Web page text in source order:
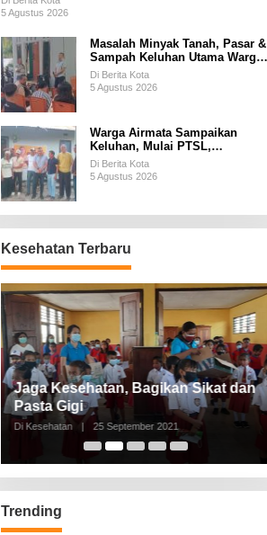
5 Agustus 2026
Masalah Minyak Tanah, Pasar &
Sampah Keluhan Utama Warga
Airnona
Di Berita Kota
5 Agustus 2026
Warga Airmata Sampaikan
Keluhan, Mulai PTSL,
Ketersediaan Minyak Tanah &
Lahan Pemakaman
Di Berita Kota
5 Agustus 2026
Kesehatan Terbaru
Jaga Kesehatan, Bagikan Sikat dan
Pasta Gigi
Di Kesehatan | 25 September 2021
Trending